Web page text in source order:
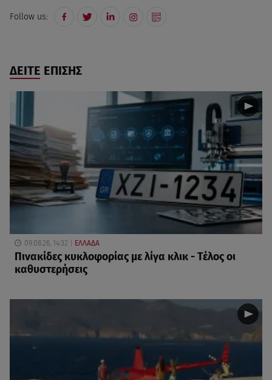
Follow us:
ΔΕΙΤΕ ΕΠΙΣΗΣ
09.08.26, 14:32 ΕΛΛΑΔΑ
Πινακίδες κυκλοφορίας με λίγα κλικ - Τέλος οι
καθυστερήσεις